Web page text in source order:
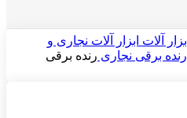
ابزار آلات ابزار آلات نجاری و
رنده برقی نجاری رنده برقی